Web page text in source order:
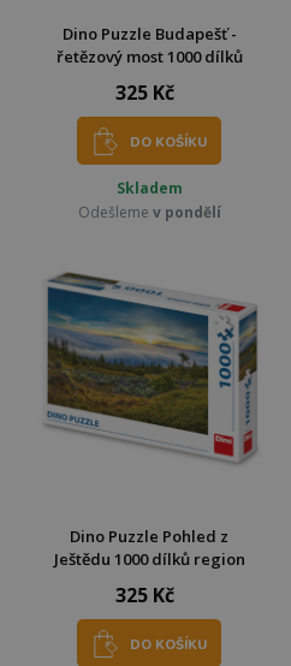
Dino Puzzle Budapešť -
řetězový most 1000 dílků
325 Kč
DO KOŠÍKU
Skladem
Odešleme v pondělí
Dino Puzzle Pohled z
Ještědu 1000 dílků region
325 Kč
DO KOŠÍKU